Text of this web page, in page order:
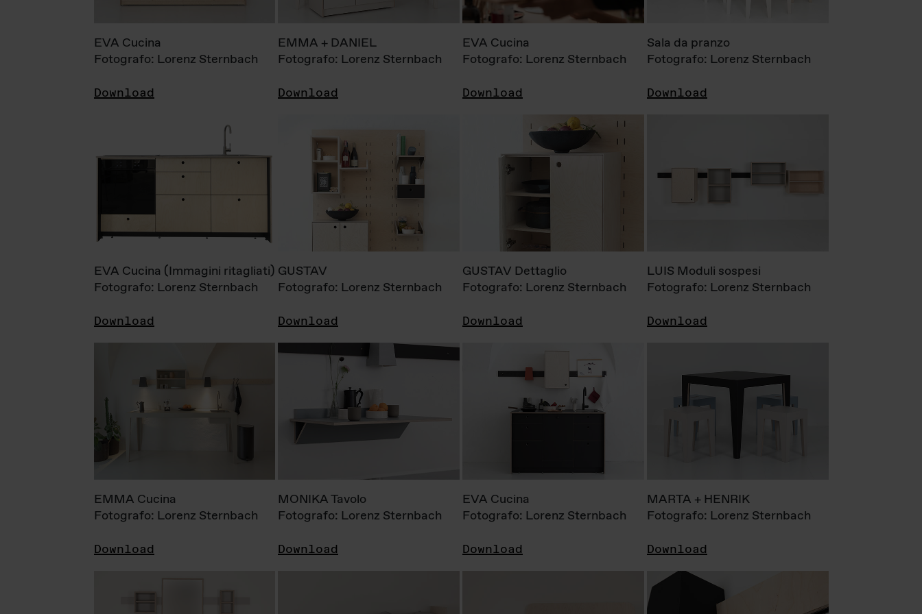
EVA Cucina
Fotografo: Lorenz Sternbach
Download
EMMA + DANIEL
Fotografo: Lorenz Sternbach
Download
EVA Cucina
Fotografo: Lorenz Sternbach
Download
Sala da pranzo
Fotografo: Lorenz Sternbach
Download
EVA Cucina (Immagini ritagliati)
Fotografo: Lorenz Sternbach
Download
GUSTAV
Fotografo: Lorenz Sternbach
Download
GUSTAV Dettaglio
Fotografo: Lorenz Sternbach
Download
LUIS Moduli sospesi
Fotografo: Lorenz Sternbach
Download
EMMA Cucina
Fotografo: Lorenz Sternbach
Download
MONIKA Tavolo
Fotografo: Lorenz Sternbach
Download
EVA Cucina
Fotografo: Lorenz Sternbach
Download
MARTA + HENRIK
Fotografo: Lorenz Sternbach
Download